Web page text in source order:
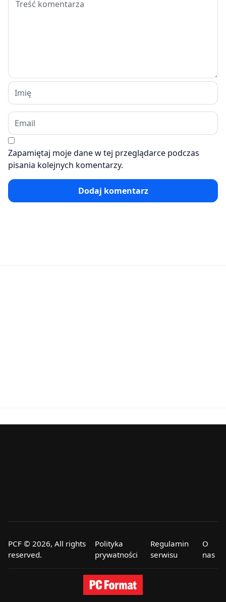
Zapamiętaj moje dane w tej przeglądarce podczas
pisania kolejnych komentarzy.
Dodaj komentarz
PCF © 2026, All rights
reserved.
Polityka
prywatności
Regulamin
serwisu
O
nas